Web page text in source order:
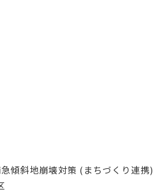
傾斜地崩壊対策 (まちづくり連携)